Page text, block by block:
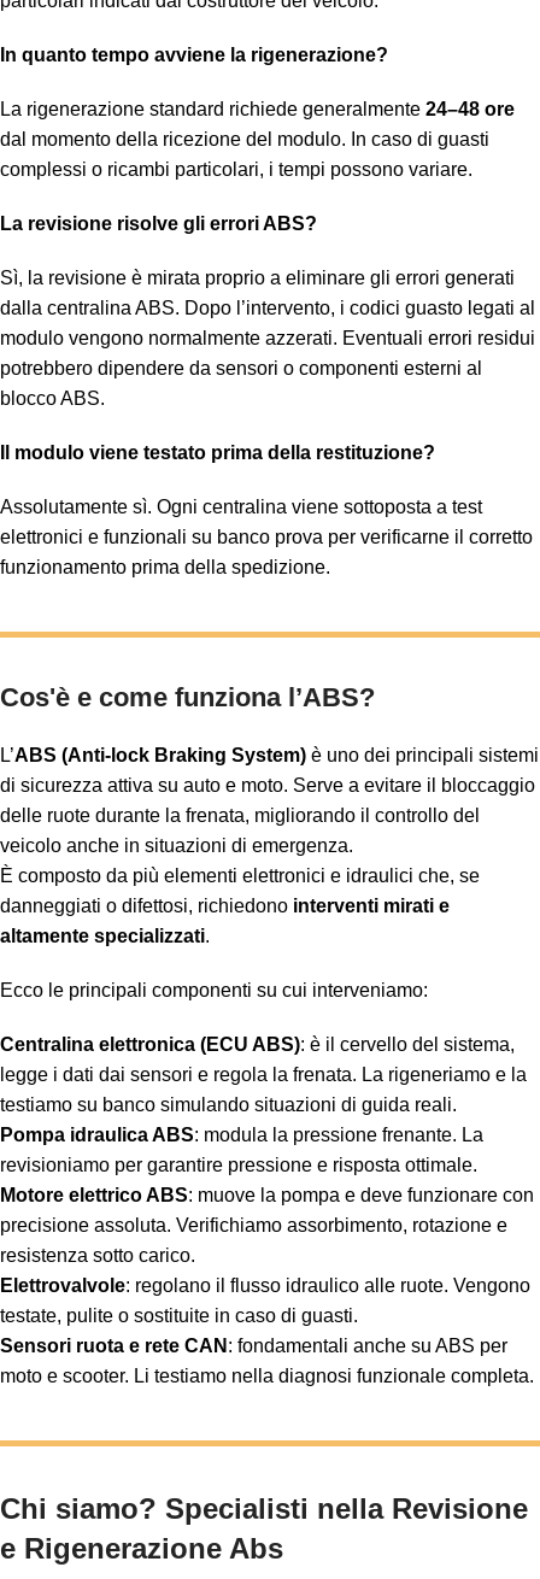
In quanto tempo avviene la rigenerazione?
La rigenerazione standard richiede generalmente 24–48 ore
dal momento della ricezione del modulo. In caso di guasti
complessi o ricambi particolari, i tempi possono variare.
La revisione risolve gli errori ABS?
Sì, la revisione è mirata proprio a eliminare gli errori generati
dalla centralina ABS. Dopo l’intervento, i codici guasto legati al
modulo vengono normalmente azzerati. Eventuali errori residui
potrebbero dipendere da sensori o componenti esterni al
blocco ABS.
Il modulo viene testato prima della restituzione?
Assolutamente sì. Ogni centralina viene sottoposta a test
elettronici e funzionali su banco prova per verificarne il corretto
funzionamento prima della spedizione.
Cos'è e come funziona l’ABS?
L’ABS (Anti-lock Braking System) è uno dei principali sistemi
di sicurezza attiva su auto e moto. Serve a evitare il bloccaggio
delle ruote durante la frenata, migliorando il controllo del
veicolo anche in situazioni di emergenza.
È composto da più elementi elettronici e idraulici che, se
danneggiati o difettosi, richiedono interventi mirati e
altamente specializzati.
Ecco le principali componenti su cui interveniamo:
Centralina elettronica (ECU ABS): è il cervello del sistema,
legge i dati dai sensori e regola la frenata. La rigeneriamo e la
testiamo su banco simulando situazioni di guida reali.
Pompa idraulica ABS: modula la pressione frenante. La
revisioniamo per garantire pressione e risposta ottimale.
Motore elettrico ABS: muove la pompa e deve funzionare con
precisione assoluta. Verifichiamo assorbimento, rotazione e
resistenza sotto carico.
Elettrovalvole: regolano il flusso idraulico alle ruote. Vengono
testate, pulite o sostituite in caso di guasti.
Sensori ruota e rete CAN : fondamentali anche su ABS per
moto e scooter. Li testiamo nella diagnosi funzionale completa.
Chi siamo? Specialisti nella Revisione
e Rigenerazione Abs